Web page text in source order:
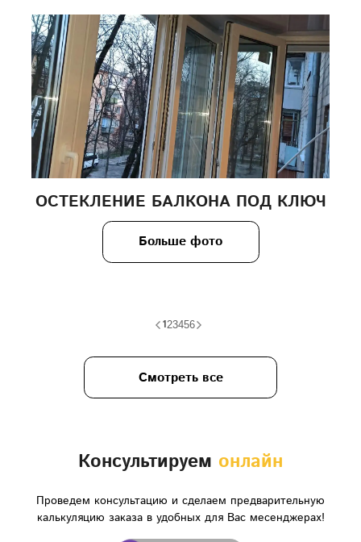
ОСТЕКЛЕНИЕ БАЛКОНА ПОД КЛЮЧ
Больше фото
123456
Смотреть все
Консультируем онлайн
Проведем консультацию и сделаем предварительную
калькуляцию заказа в удобных для Вас месенджерах!